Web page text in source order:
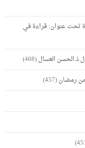
تحت عنوان: قراءة في
ذ.الحسن العسال(468)
رمضان(457)